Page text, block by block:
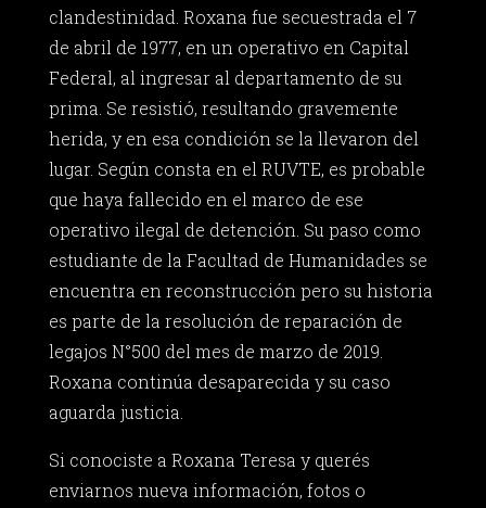
clandestinidad. Roxana fue secuestrada el 7
de abril de 1977, en un operativo en Capital
Federal, al ingresar al departamento de su
prima. Se resistió, resultando gravemente
herida, y en esa condición se la llevaron del
lugar. Según consta en el RUVTE, es probable
que haya fallecido en el marco de ese
operativo ilegal de detención. Su paso como
estudiante de la Facultad de Humanidades se
encuentra en reconstrucción pero su historia
es parte de la resolución de reparación de
legajos N°500 del mes de marzo de 2019.
Roxana continúa desaparecida y su caso
aguarda justicia.
Si conociste a Roxana Teresa y querés
enviarnos nueva información, fotos o